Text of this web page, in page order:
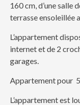
160 cm, d’une salle
terrasse ensoleillée
L’appartement
internet et de 2
garages.
Appartement pour
L’appartement est